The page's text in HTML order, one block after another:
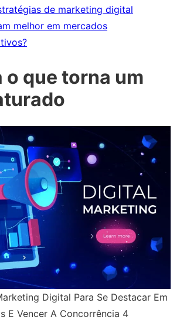
de marketing digital
melhor em mercados
o que torna um
Digital Para Se Destacar Em
E Vencer A Concorrência 4